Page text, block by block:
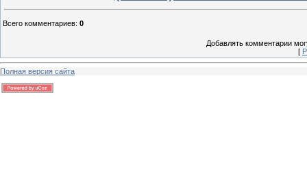
Всего комментариев: 0
Добавлять комментарии
[
Полная версия сайта